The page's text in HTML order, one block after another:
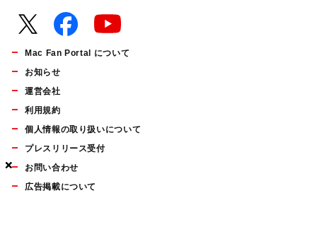
×
×
×
Mac Fan Portal について
お知らせ
運営会社
利用規約
個人情報の取り扱いについて
プレスリリース受付
お問い合わせ
広告掲載について